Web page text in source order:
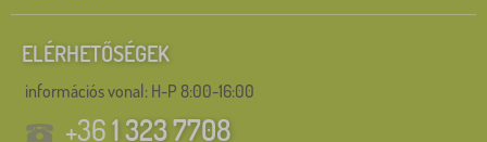
ELÉRHETŐSÉGEK
információs vonal: H-P 8:00-16:00
+361 323 7708